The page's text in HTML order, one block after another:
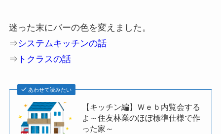
迷った末にバーの色を変えました。
⇒システムキッチンの話
⇒ トクラスの話
あわせて読みたい
【キッチン編】Ｗｅｂ内覧会する
よ～住友林業のほぼ標準仕様で作
った家～